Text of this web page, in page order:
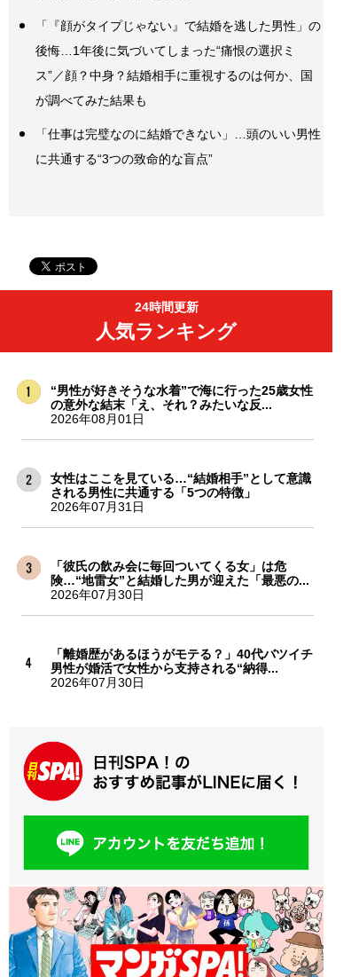
「『顔がタイプじゃない』で結婚を逃した男性」の
後悔…1年後に気づいてしまった“痛恨の選択ミ
ス”／顔？中身？結婚相手に重視するのは何か、国
が調べてみた結果も
「仕事は完璧なのに結婚できない」…頭のいい男性
に共通する“3つの致命的な盲点”
24時間更新
人気ランキング
“男性が好きそうな水着”で海に行った25歳女性
の意外な結末「え、それ？みたいな反...
2026年08月01日
女性はここを見ている…“結婚相手”として意識
される男性に共通する「5つの特徴」
2026年07月31日
「彼氏の飲み会に毎回ついてくる女」は危
険…“地雷女”と結婚した男が迎えた「最悪の...
2026年07月30日
「離婚歴があるほうがモテる？」40代バツイチ
男性が婚活で女性から支持される“納得...
2026年07月30日